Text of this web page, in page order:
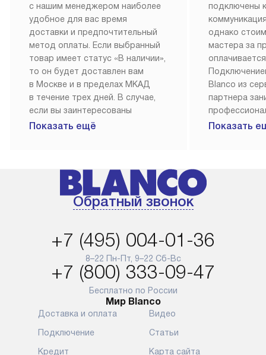
с нашим менеджером наиболее
удобное для вас время
доставки и предпочтительный
метод оплаты. Если выбранный
товар имеет статус «В наличии»,
то он будет доставлен вам
в Москве и в пределах МКАД
в течение трех дней. В случае,
если вы заинтересованы
в товаре, который доступен
менеджером на сайте. Товары
с особым лейблом
доставляются бесплатно
аксессуаров не предусмотрена.
Для доставки в другие регионы
мы используем услуги
транспортной компании.
Уточняйте все условия доставки
у нашего менеджера при
оформлении заказа.
В установленный день наша
Показать ещё
подключены
однако
мастера за
Blanco из
партнера
Наш сервис
возможные
Готовые
Показать
Обратный звонок
+7 (495) 004-01-36
8–22 Пн-Пт, 9–22 Сб-Вс
+7 (800) 333-09-47
Бесплатно по России
Мир Blanco
Доставка и оплата
Подключение
Кредит
Видео
Статьи
Карта сайта